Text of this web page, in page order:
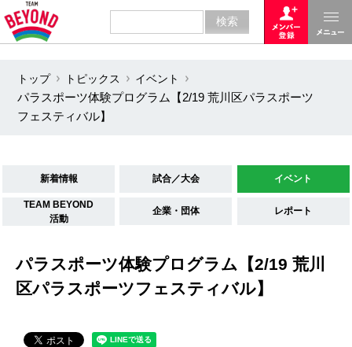
トップ トピックス
イベント
パラスポーツ体験プログラム【2/19 荒川区パラスポーツ
フェスティバル】
新着情報 試合／大会 イベント
TEAM BEYOND
活動
企業・団体 レポート
パラスポーツ体験プログラム【2/19 荒川
区パラスポーツフェスティバル】